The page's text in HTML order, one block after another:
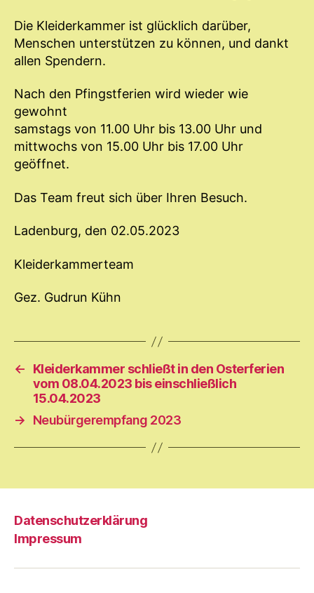
Die Kleiderkammer ist glücklich darüber,
Menschen unterstützen zu können, und dankt
allen Spendern.
Nach den Pfingstferien wird wieder wie
gewohnt
samstags von 11.00 Uhr bis 13.00 Uhr und
mittwochs von 15.00 Uhr bis 17.00 Uhr
geöffnet.
Das Team freut sich über Ihren Besuch.
Ladenburg, den 02.05.2023
Kleiderkammerteam
Gez. Gudrun Kühn
←
Kleiderkammer schließt in den Osterferien
vom 08.04.2023 bis einschließlich
15.04.2023
→
Neubürgerempfang 2023
Datenschutzerklärung
Impressum